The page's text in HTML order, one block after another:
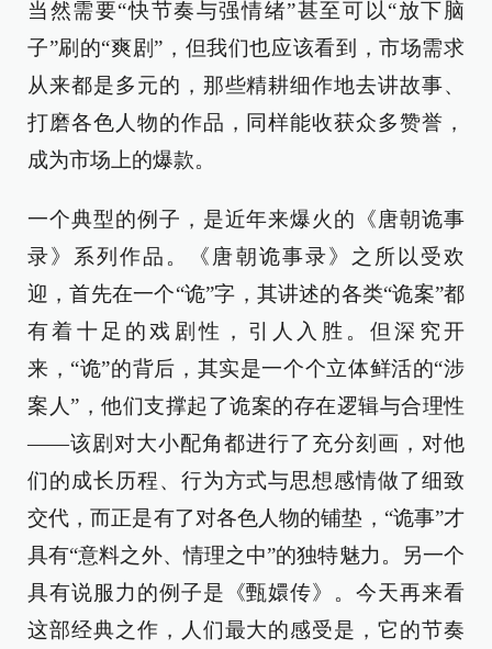
当然需要“快节奏与强情绪”甚至可以“放下脑
子”刷的“爽剧”，但我们也应该看到，市场需求
从来都是多元的，那些精耕细作地去讲故事、
打磨各色人物的作品，同样能收获众多赞誉，
成为市场上的爆款。
一个典型的例子，是近年来爆火的《唐朝诡事
录》系列作品。《唐朝诡事录》之所以受欢
迎，首先在一个“诡”字，其讲述的各类“诡案”都
有着十足的戏剧性，引人入胜。但深究开
来，“诡”的背后，其实是一个个立体鲜活的“涉
案人”，他们支撑起了诡案的存在逻辑与合理性
——该剧对大小配角都进行了充分刻画，对他
们的成长历程、行为方式与思想感情做了细致
交代，而正是有了对各色人物的铺垫，“诡事”才
具有“意料之外、情理之中”的独特魅力。另一个
具有说服力的例子是《甄嬛传》。今天再来看
这部经典之作，人们最大的感受是，它的节奏